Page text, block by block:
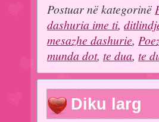
Postuar në kategorinë
dashuria ime ti,
mesazhe dashurie,
munda dot, te dua, te
Diku larg